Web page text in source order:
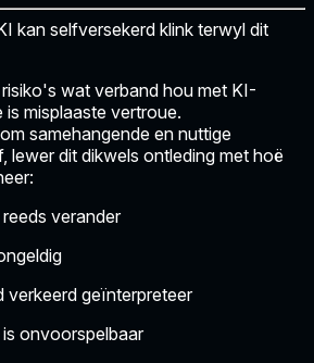
kan selfversekerd klink terwyl dit
wat verband hou met KI-
is misplaaste vertroue.
samehangende en nuttige
lewer dit dikwels ontleding met hoë
verander
verkeerd geïnterpreteer
onvoorspelbaar